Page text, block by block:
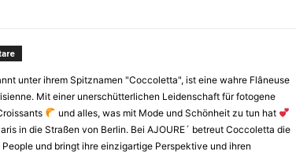
unter ihrem Spitznamen "Coccoletta", ist eine wahre Flâneuse
Mit einer unerschütterlichen Leidenschaft für fotogene
und alles, was mit Mode und Schönheit zu tun hat
in die Straßen von Berlin. Bei AJOURE´ betreut Coccoletta die
und bringt ihre einzigartige Perspektive und ihren